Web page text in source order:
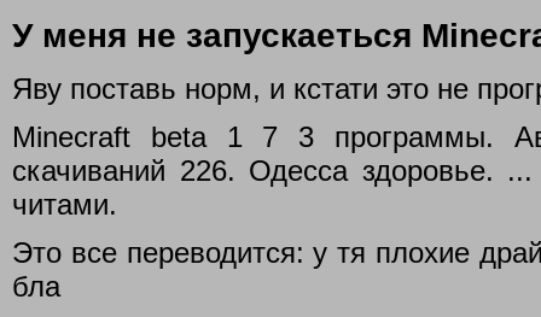
У меня не запускаеться
Яву поставь норм, и кстати это не
Minecraft beta 1 7 3 программы.
cкачиваний 226. Одесса здоровье.
читами.
Это все переводится: у тя плохие
бла